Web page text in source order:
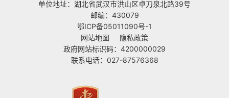
单位地址：湖北省武汉市洪山区卓刀泉北路39号
邮编：430079
鄂ICP备05011090号-1
网站地图
隐私政策
政府网站标识码：4200000029
联系电话：027-87576368